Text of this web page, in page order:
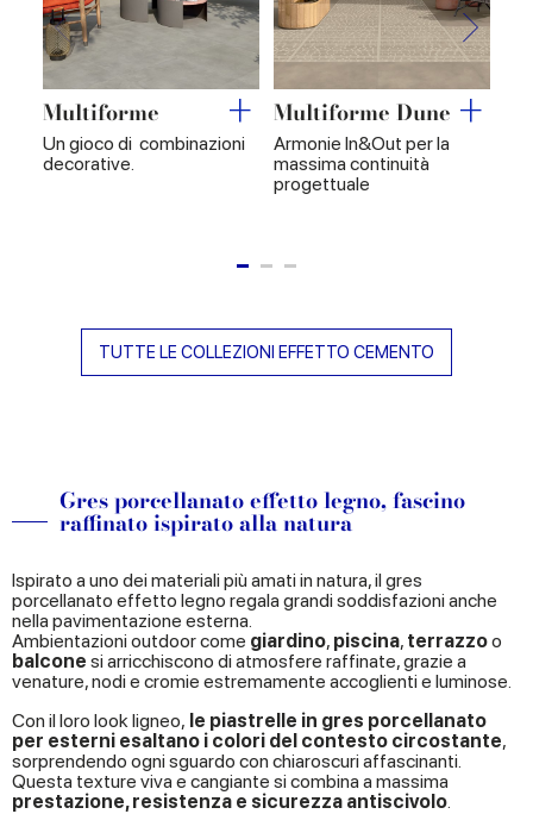
Multiforme
Un gioco di combinazioni
decorative.
Multiforme Dune
Armonie In&Out per la
massima continuità
progettuale
TUTTE LE COLLEZIONI EFFETTO CEMENTO
Gres porcellanato effetto legno, fascino
raffinato ispirato alla natura
Ispirato a uno dei materiali più amati in natura, il gres
porcellanato effetto legno regala grandi soddisfazioni anche
nella pavimentazione esterna.
Ambientazioni outdoor come giardino, piscina, terrazzoo
balcone si arricchiscono di atmosfere raffinate, grazie a
venature, nodi e cromie estremamente accoglienti e luminose.
Con il loro look ligneo, le piastrelle in gres porcellanato
per esterni esaltano i colori del contesto circostante,
sorprendendo ogni sguardo con chiaroscuri affascinanti.
Questa texture viva e cangiante si combina a massima
prestazione, resistenza e sicurezza antiscivolo.